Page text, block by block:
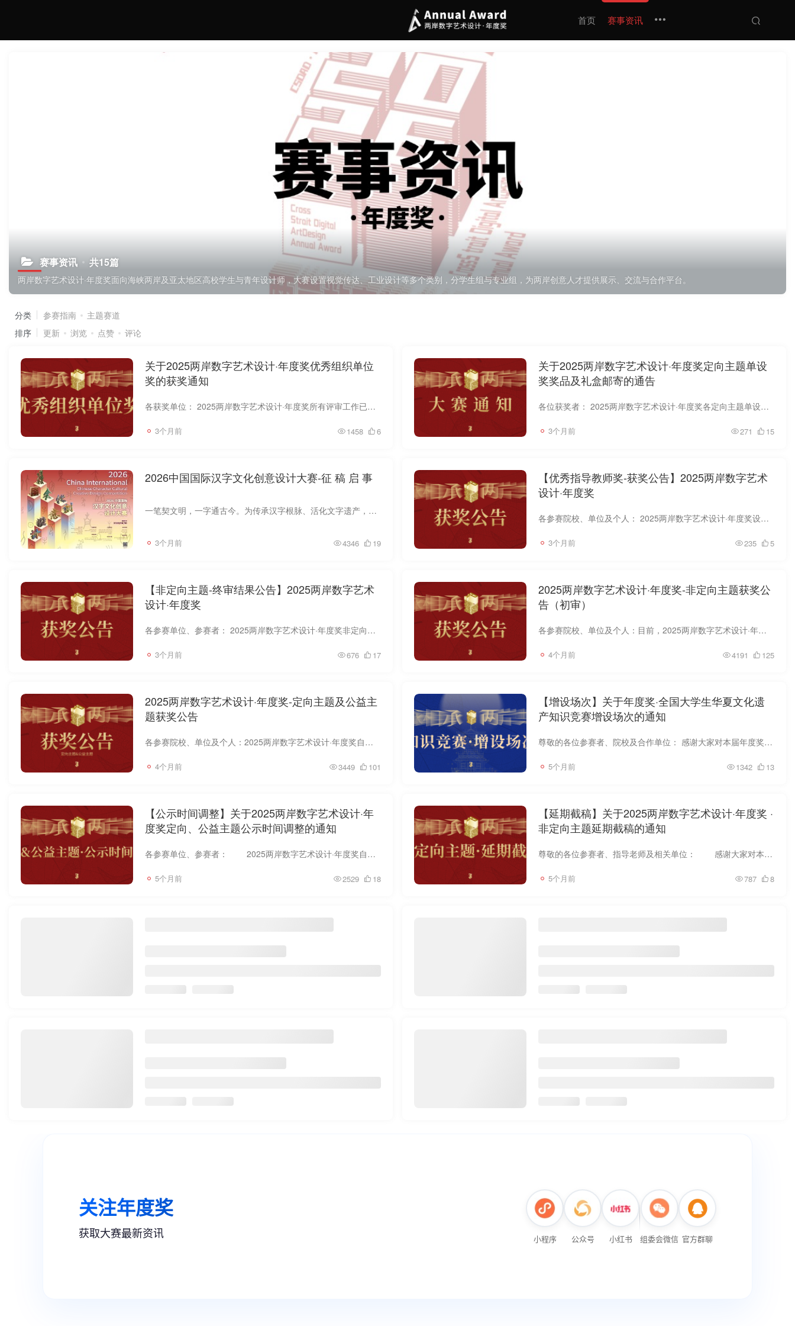
首页 赛事资讯
赛事资讯 共15篇
两岸数字艺术设计·年度奖面向海峡两岸及亚太地区高校学生与青年设计师，大赛设置视觉传达、工业设计等多个类别，分学生组与专业组，为两岸创意人才提供展示、交流与合作平台。
分类 参赛指南
主题赛道
排序
更新 浏览 点赞 评论
关于2025两岸数字艺术设计·年度奖优秀组织单位
奖的获奖通知
各获奖单位： 2025两岸数字艺术设计·年度奖所有评审工作已完成，经综合评定现评选出优秀组织单位奖若干，特此通报表彰。 获奖名单如下： 一、获奖权益 荣誉牌：由组委会统一定制，预计于2026年...
3个月前 1458 6
关于2025两岸数字艺术设计·年度奖定向主题单设
奖奖品及礼盒邮寄的通告
各位获奖者： 2025两岸数字艺术设计·年度奖各定向主题单设奖项的登记时间已截止。未在规定时间内联系组委会完成信息登记的获奖者，视为自动放弃申领资格，逾期不予补发。感谢您的理解与配合。 ...
3个月前 271 15
2026中国国际汉字文化创意设计大赛-征 稿 启 事
一笔契文明，一字通古今。为传承汉字根脉、活化文字遗产，深入践行“让古籍里的文字活起来”重要指示精神，中国文字博物馆依托殷墟甲骨文发源地的独特优势，联合清华大学美术学院、南京艺术学院...
3个月前 4346 19
【优秀指导教师奖-获奖公告】2025两岸数字艺术
设计·年度奖
各参赛院校、单位及个人： 2025两岸数字艺术设计·年度奖设有定向主题、公益主题、非定向主题三大赛道，经综合评定，现评选出优秀指导教师奖获奖者共43位。 获奖教师由大赛组委会根据所指导作品...
3个月前 235 5
【非定向主题-终审结果公告】2025两岸数字艺术
设计·年度奖
各参赛单位、参赛者： 2025两岸数字艺术设计·年度奖非定向主题评审工作现已圆满结束。本届大赛共征集作品5661件，其中非定向主题2437件，经初审评选，共有840件作品入围终审。经评委会多轮严格...
3个月前 676 17
2025两岸数字艺术设计·年度奖-非定向主题获奖公
告（初审）
各参赛院校、单位及个人：目前，2025两岸数字艺术设计·年度奖-非定向主题的作品征集与初审评审工作已顺利完成，现将初审结果公示如下：本届大赛非定向主题共征集作品 2437件，覆盖院校300余所...
4个月前 4191 125
2025两岸数字艺术设计·年度奖-定向主题及公益主
题获奖公告
各参赛院校、单位及个人：2025两岸数字艺术设计·年度奖自启动以来，得到海峡两岸及亚太地区高校、设计机构及青年设计师的广泛关注与积极参与。目前，定向主题与公益主题的征集与评审工作已顺利...
4个月前 3449 101
【增设场次】关于年度奖·全国大学生华夏文化遗
产知识竞赛增设场次的通知
尊敬的各位参赛者、院校及合作单位： 感谢大家对本届年度奖·全国大学生华夏文化遗产知识竞赛的持续关注与积极参与。 为响应广大参赛者在春节期间持续高涨的学习与参赛需求，进一步推动文化遗产...
5个月前 1342 13
【公示时间调整】关于2025两岸数字艺术设计·年
度奖定向、公益主题公示时间调整的通知
各参赛单位、参赛者： 2025两岸数字艺术设计·年度奖自启动以来，得到了海峡两岸及亚太地区高校、机构与创作者的广泛响应。本届赛事定向主题与公益主题投稿数量显著增加，评审工作量...
5个月前 2529 18
【延期截稿】关于2025两岸数字艺术设计·年度奖 ·
非定向主题延期截稿的通知
尊敬的各位参赛者、指导老师及相关单位： 感谢大家对本届“两岸数字艺术设计·年度奖”的持续关注与积极参与。 自大赛启动以来，我们收到了来自众多优秀创作者的踊跃投稿...
5个月前 787 8